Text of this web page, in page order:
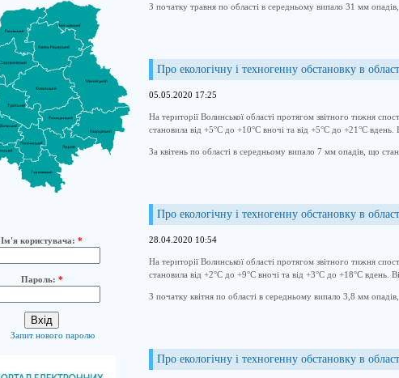
Ім'я користувача: *
Пароль: *
Запит нового паролю
З початку травня по області в середньому випало 31 мм
Про екологічну і техногенну обстановку в
05.05.2020 17:25
На території Волинської області протягом звітного тижня
становила від +5°С до +10°С вночі та від +5°С до +21°С вдень.
За квітень по області в середньому випало 7 мм опадів, що
Про екологічну і техногенну обстановку в
28.04.2020 10:54
На території Волинської області протягом звітного тижня
становила від +2°С до +9°С вночі та від +3°С до +18°С вдень.
З початку квітня по області в середньому випало 3,8 мм
Про екологічну і техногенну обстановку в